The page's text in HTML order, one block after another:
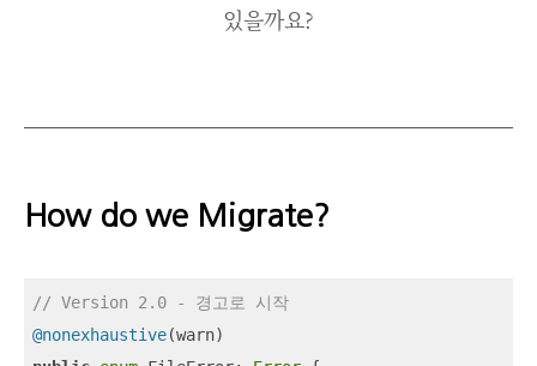
있을까요?
How do we Migrate?
// Version 2.0 - 경고로 시작
@nonexhaustive